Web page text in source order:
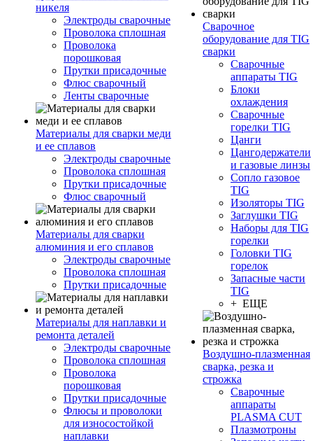
никеля
Электроды сварочные
Проволока сплошная
Проволока
порошковая
Прутки присадочные
Флюс сварочный
Ленты сварочные
Материалы для сварки меди
и ее сплавов
Электроды сварочные
Проволока сплошная
Прутки присадочные
Флюс сварочный
Материалы для сварки
алюминия и его сплавов
Электроды сварочные
Проволока сплошная
Прутки присадочные
Материалы для наплавки и
ремонта деталей
Электроды сварочные
Проволока сплошная
Проволока
порошковая
Прутки присадочные
Флюсы и проволоки
для износостойкой
наплавки
Сварочное
оборудование для TIG
сварки
Сварочные
аппараты TIG
Блоки
охлаждения
Сварочные
горелки TIG
Цанги
Цангодержатели
и газовые линзы
Сопло газовое
TIG
Изоляторы TIG
Заглушки TIG
Наборы для TIG
горелки
Головки TIG
горелок
Запасные части
TIG
+ ЕЩЕ
Воздушно-плазменная
сварка, резка и
строжка
Сварочные
аппараты
PLASMA CUT
Плазмотроны